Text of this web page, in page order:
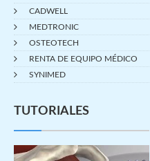
CADWELL
MEDTRONIC
OSTEOTECH
RENTA DE EQUIPO MÉDICO
SYNIMED
TUTORIALES